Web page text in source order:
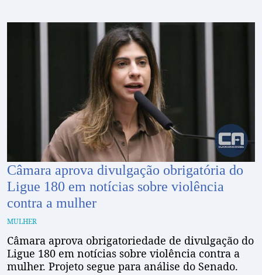
Câmara aprova divulgação obrigatória do
Ligue 180 em notícias sobre violência
contra a mulher
MULHER
Câmara aprova obrigatoriedade de divulgação do
Ligue 180 em notícias sobre violência contra a
mulher. Projeto segue para análise do Senado.